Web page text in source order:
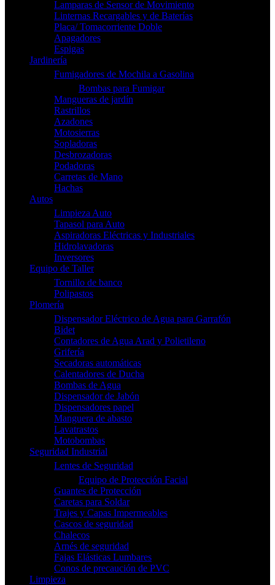
Lamparas de Sensor de Movimiento
Linternas Recargables y de Baterías
Placa/ Tomacorriente Doble
Apagadores
Espigas
Jardinería
Fumigadores de Mochila a Gasolina
Bombas para Fumigar
Mangueras de jardín
Rastrillos
Azadones
Motosierras
Sopladoras
Desbrozadoras
Podadoras
Carretas de Mano
Hachas
Autos
Limpieza Auto
Tapasol para Auto
Aspiradoras Eléctricas y Industriales
Hidrolavadoras
Inversores
Equipo de Taller
Tornillo de banco
Polipastos
Plomería
Dispensador Eléctrico de Agua para Garrafón
Bidet
Contadores de Agua Arad y Polietileno
Grifería
Secadoras automáticas
Calentadores de Ducha
Bombas de Agua
Dispensador de Jabón
Dispensadores papel
Manguera de abasto
Lavatrastos
Motobombas
Seguridad Industrial
Lentes de Seguridad
Equipo de Protección Facial
Guantes de Protección
Caretas para Soldar
Trajes y Capas Impermeables
Cascos de seguridad
Chalecos
Arnés de seguridad
Fajas Elásticas Lumbares
Conos de precaución de PVC
Limpieza